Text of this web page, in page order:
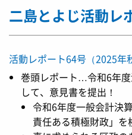
二島とよじ活動レ
活動レポート64号（2025年
巻頭レポート…令和6年
して、意見書を提出！
令和6年度一般会計決
責任ある積極財政」を